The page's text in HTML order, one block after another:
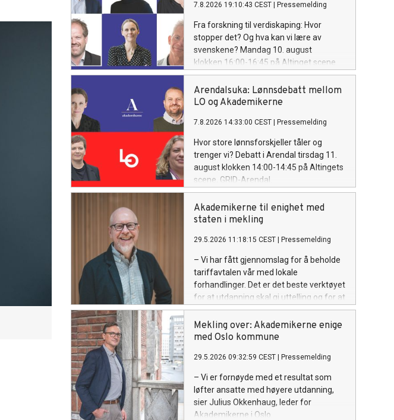
7.8.2026 19:10:43 CEST Pressemelding
Fra forskning til verdiskaping: Hvor
stopper det? Og hva kan vi lære av
svenskene? Mandag 10. august
klokken 16:00-16:45 på Altinget scene
GRID-Arendal.
Arendalsuka: Lønnsdebatt mellom
LO og Akademikerne
7.8.2026 14:33:00 CEST Pressemelding
Hvor store lønnsforskjeller tåler og
trenger vi? Debatt i Arendal tirsdag 11.
august klokken 14:00-14:45 på Altingets
scene, GRID-Arendal.
Akademikerne til enighet med
staten i mekling
29.5.2026 11:18:15 CEST Pressemelding
– Vi har fått gjennomslag for å beholde
tariffavtalen vår med lokale
forhandlinger. Det er det beste verktøyet
for at utdanning skal gi uttelling og for at
virksomhetene skal kunne konkurrere
om høyt utdannede, sier Christer Wiik
Aram, fungerende leder for
Mekling over: Akademikerne enige
med Oslo kommune
29.5.2026 09:32:59 CEST Pressemelding
– Vi er fornøyde med et resultat som
løfter ansatte med høyere utdanning,
sier Julius Okkenhaug, leder for
Akademikerne i Oslo.